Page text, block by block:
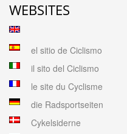
WEBSITES
el sitio de Ciclismo
il sito del Ciclismo
le site du Cyclisme
die Radsportseiten
Cykelsiderne